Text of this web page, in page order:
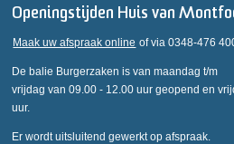
Openingstijden Huis van
Maak uw afspraak online of via 0348-476
De balie Burgerzaken is van maandag t/m
vrijdag van 09.00 - 12.00 uur geopend en
uur.
Er wordt uitsluitend gewerkt op afspraak.